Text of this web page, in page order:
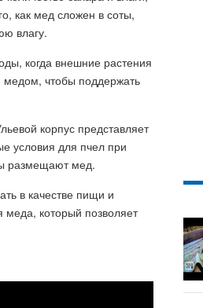
как мед сложен в соты,
влагу.
когда внешние растения
медом, чтобы поддержать
корпус представляет
условия для пчел при
размещают мед.
в качестве пищи и
который позволяет